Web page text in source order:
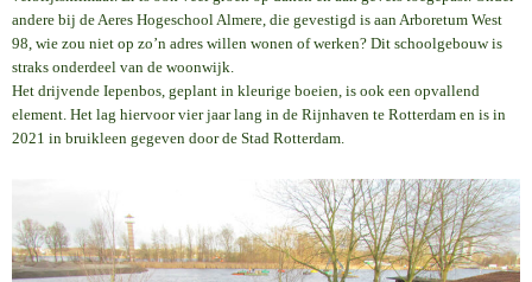
andere bij de Aeres Hogeschool Almere, die gevestigd is aan Arboretum West
98, wie zou niet op zo’n adres willen wonen of werken? Dit schoolgebouw is
straks onderdeel van de woonwijk.
Het drijvende Iepenbos, geplant in kleurige boeien, is ook een opvallend
element. Het lag hiervoor vier jaar lang in de Rijnhaven te Rotterdam en is in
2021 in bruikleen gegeven door de Stad Rotterdam.